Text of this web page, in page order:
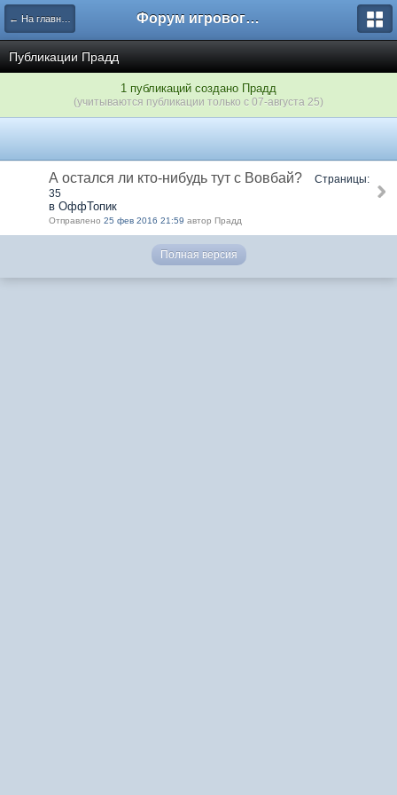
← На главную Форум игрового проекта Riverrise
Публикации Прадд
1 публикаций создано Прадд
(учитываются публикации только с 07-августа 25)
А остался ли кто-нибудь тут с Вовбай?
Страницы:
35
в ОффТопик
Отправлено 25 фев 2016 21:59 автор Прадд
Полная версия